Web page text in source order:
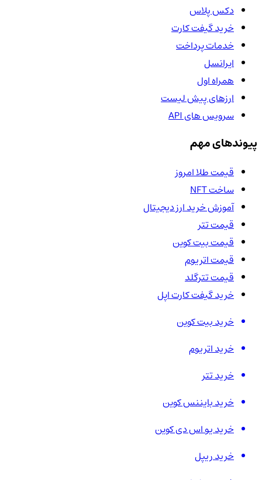
دکس پلاس
خرید گیفت کارت
خدمات پرداخت
ایرانسل
همراه اول
ارزهای پیش لیست
سرویس های API
پیوندهای مهم
قیمت طلا امروز
ساخت NFT
آموزش خرید ارز دیجیتال
قیمت تتر
قیمت بیت کوین
قیمت اتریوم
قیمت تترگلد
خرید گیفت کارت اپل
خرید بیت کوین
خرید اتریوم
خرید تتر
خرید بایننس کوین
خرید یو اس دی کوین
خرید ریپل